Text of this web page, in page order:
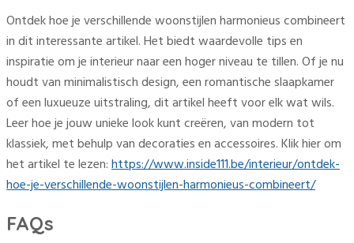
Ontdek hoe je verschillende woonstijlen harmonieus combineert
in dit interessante artikel. Het biedt waardevolle tips en
inspiratie om je interieur naar een hoger niveau te tillen. Of je nu
houdt van minimalistisch design, een romantische slaapkamer
of een luxueuze uitstraling, dit artikel heeft voor elk wat wils.
Leer hoe je jouw unieke look kunt creëren, van modern tot
klassiek, met behulp van decoraties en accessoires. Klik hier om
het artikel te lezen:https://www.inside111.be/interieur/ontdek-
hoe-je-verschillende-woonstijlen-harmonieus-combineert/
FAQs